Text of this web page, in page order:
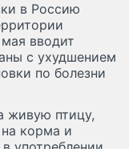
в Россию
вводит
с ухудшением
по болезни
живую птицу,
корма и